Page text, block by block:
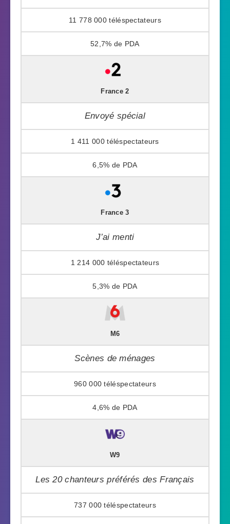
11 778 000
52,7%
France 2
Envoyé spécial
1 411 000
6,5%
France 3
J’ai menti
1 214 000
5,3%
M6
Scènes de ménages
960 000
4,6%
W9
Les 20 chanteurs préférés des Français
737 000